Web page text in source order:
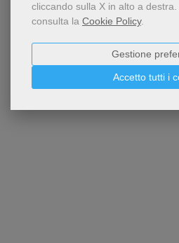
cliccando sulla X in alto a destra.
consulta la Cookie Policy.
Accetto tutti i
Gestione